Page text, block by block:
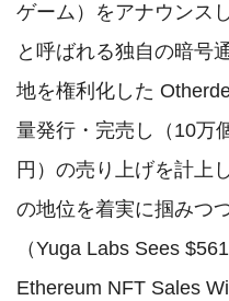
ゲーム）をアナウンス
と呼ばれる独自の暗号
地を権利化した
量発行・完売し（10万
円）の売り上げを計上
の地位を着実に掴みつ
（Yuga Labs Sees
Ethereum NFT Sales